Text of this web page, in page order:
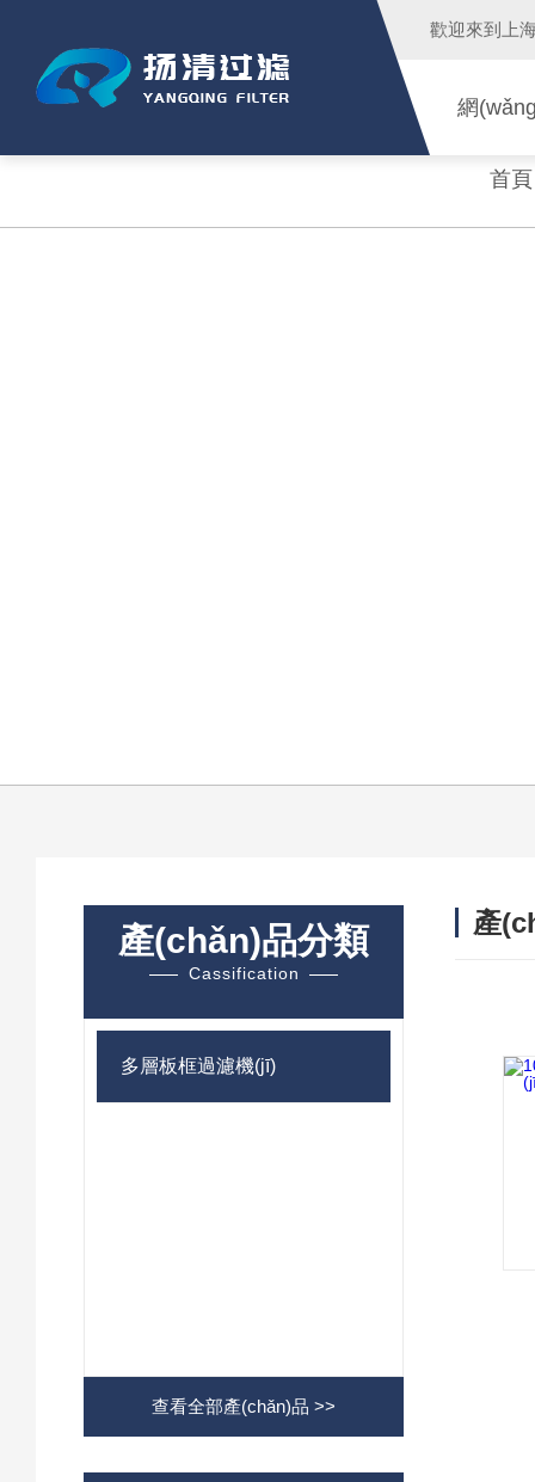
歡迎來到 上
網
首頁
產(chǎn)品分類
Cassification
多層板框過濾機(jī)
查看全部產(chǎn)品 >>
產